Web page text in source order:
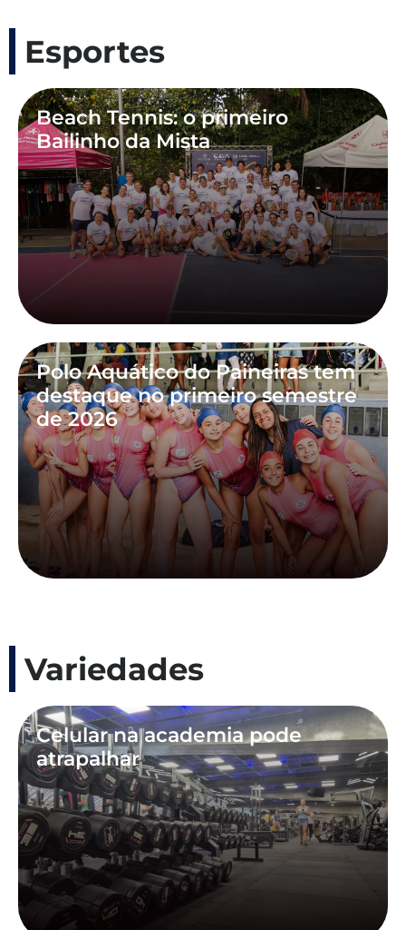
Esportes
Beach Tennis: o primeiro
Bailinho da Mista
Polo Aquático do Paineiras tem
destaque no primeiro semestre
de 2026
Variedades
Celular na academia pode
atrapalhar